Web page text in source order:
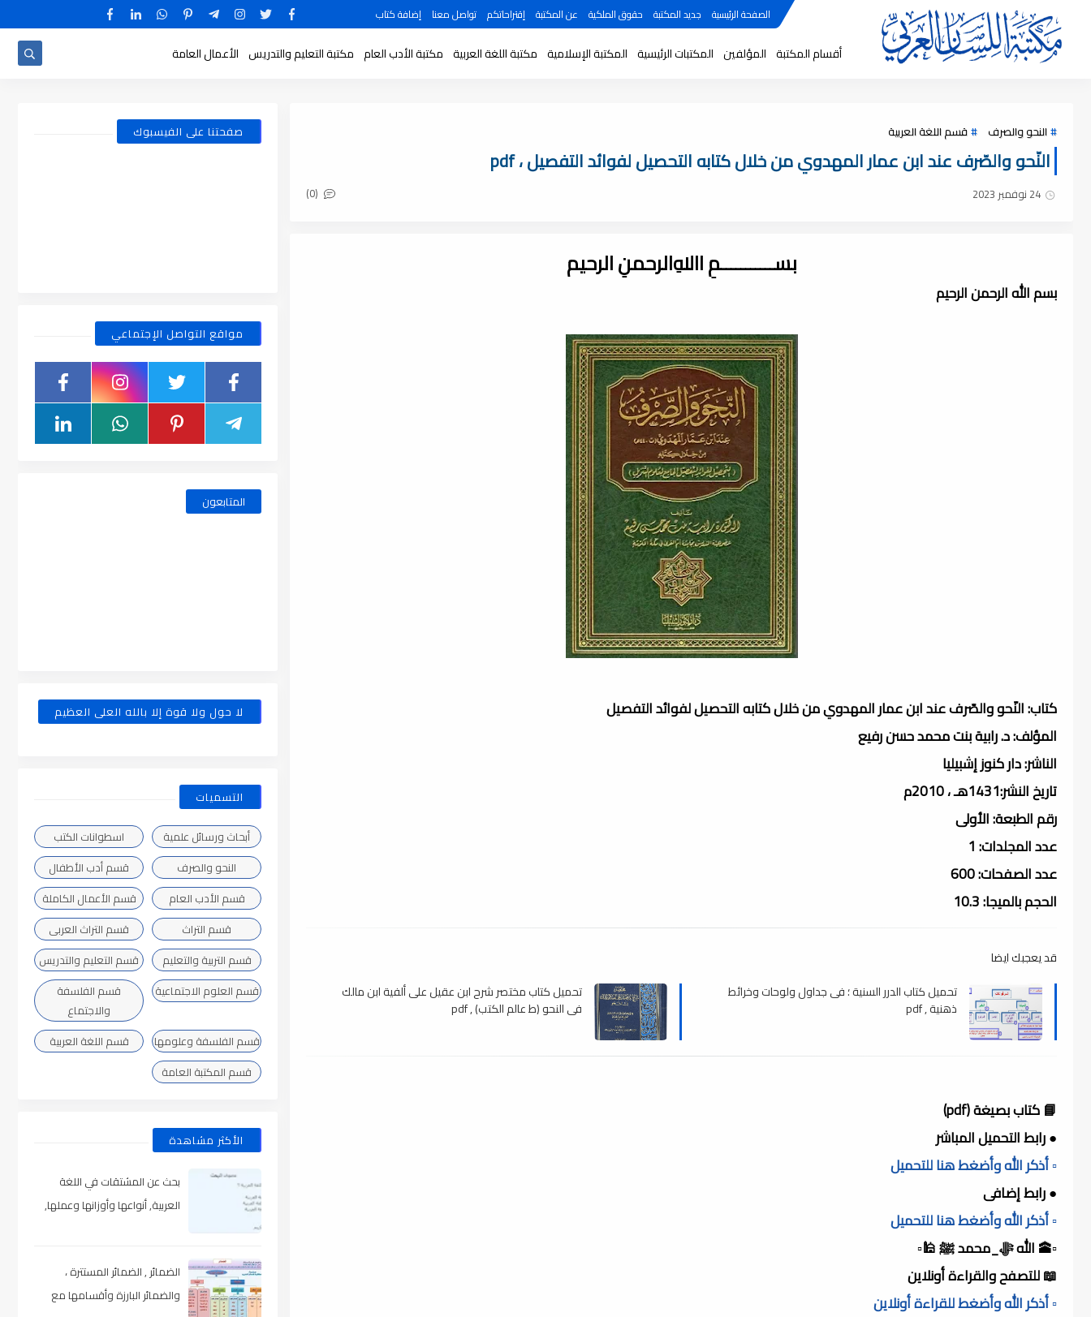
الصفحة الرئيسية جديد المكتبة حقوق الملكية عن المكتبة إقتراحاتكم تواصل معنا إضافة كتاب
أقسام المكتبة المؤلفين المكتبات الرئيسية المكتبة الإسلامية مكتبة اللغة العربية مكتبة الأدب العام مكتبة التعليم والتدريس الأعمال العامة
النحو والصرف قسم اللغة العربية
النّحو والصّرف عند ابن عمار المهدوي من خلال كتابه التحصيل لفوائد التفصيل ، pdf
24 نوفمبر 2023 (0)
بســـــــــــمِ اﷲِالرحمنِ الرحيم
بسم الله الرحمن الرحيم
كتاب: النّحو والصّرف عند ابن عمار المهدوي من خلال كتابه التحصيل لفوائد التفصيل
المؤلف: د. رابية بنت محمد حسن رفيع
الناشر: دار كنوز إشبيليا
تاريخ النشر:1431هـ ، 2010م
رقم الطبعة: الأولى
عدد المجلدات: 1
عدد الصفحات: 600
الحجم بالميجا: 10.3
قد يعجبك ايضا
تحميل كتاب الدرر السنية ؛ فى جداول ولوحات وخرائط
ذهنية , pdf
تحميل كتاب مختصر شرح ابن عقيل على ألفية ابن مالك
في النحو (ط عالم الكتب) , pdf
📘 كتاب بصيغة (pdf)
● رابط التحميل المباشر
▫️ أذكر الله وأضغط هنا للتحميل
● رابط إضافى
▫️ أذكر الله وأضغط هنا للتحميل
▫️🕋 الله ﷻ_محمد ﷺ 🕌▫️
📖 للتصفح والقراءة أونلاين
▫️ أذكر الله وأضغط للقراءة أونلاين
صفحتنا على الفيسبوك
مواقع التواصل الإجتماعي
المتابعون
لا حول ولا قوة إلا بالله العلى العظيم
التسميات
أبحاث ورسائل علمية
اسطوانات الكتب
النحو والصرف
قسم أدب الأطفال
قسم الأدب العام
قسم الأعمال الكاملة
قسم التراث
قسم التراث العربى
قسم التربية والتعليم
قسم التعليم والتدريس
قسم العلوم الاجتماعية
قسم الفلسفة
والاجتماع
قسم الفلسفة وعلومها
قسم اللغة العربية
قسم المكتبة العامة
الأكثر مشاهدة
بحث عن المشتقات في اللغة
العربية, أنواعها وأوزانها وعملها,
الضمائر , الضمائر المستترة ،
والضمائر البارزة وأقسامها مع